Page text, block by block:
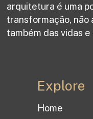
arquitetura é uma
transformação, não
também das vidas
Explore
Home